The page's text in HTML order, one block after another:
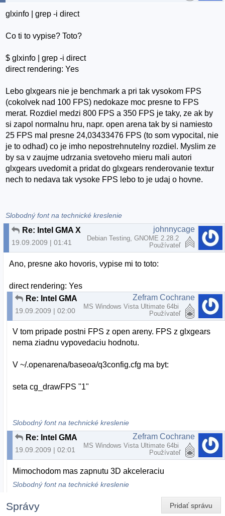
glxinfo | grep -i direct
Co ti to vypise? Toto?
$ glxinfo | grep -i direct
direct rendering: Yes
Lebo glxgears nie je benchmark a pri tak vysokom FPS
(cokolvek nad 100 FPS) nedokaze moc presne to FPS
merat. Rozdiel medzi 800 FPS a 350 FPS je taky, ze ak by
si zapol normalnu hru, napr. open arena tak by si namiesto
25 FPS mal presne 24,03433476 FPS (to som vypocital, nie
je to odhad) co je imho nepostrehnutelny rozdiel. Myslim ze
by sa v zaujme udrzania svetoveho mieru mali autori
glxgears uvedomit a pridat do glxgears renderovanie textur
nech to nedava tak vysoke FPS lebo to je udaj o hovne.
Slobodný font na technické kreslenie
Re: Intel GMA X4500M
19.09.2009 | 01:41
johnnycage
Debian Testing, GNOME 2.28.2
Používateľ
Ano, presne ako hovoris, vypise mi to toto:
direct rendering: Yes
Re: Intel GMA X4500M
19.09.2009 | 02:00
Zefram Cochrane
MS Windows Vista Ultimate 64bi
Používateľ
V tom pripade postni FPS z open areny. FPS z glxgears
nema ziadnu vypovedaciu hodnotu.
V ~/.openarena/baseoa/q3config.cfg ma byt:
seta cg_drawFPS "1"
Slobodný font na technické kreslenie
Re: Intel GMA X4500M
19.09.2009 | 02:01
Zefram Cochrane
MS Windows Vista Ultimate 64bi
Používateľ
Mimochodom mas zapnutu 3D akceleraciu
Slobodný font na technické kreslenie
Pridať správu
Správy